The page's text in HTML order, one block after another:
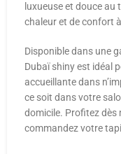
luxueuse et douce
chaleur et de confort
Disponible dans une
Dubaï shiny est idéal
accueillante dans
ce soit dans votre
domicile. Profitez dès
commandez votre